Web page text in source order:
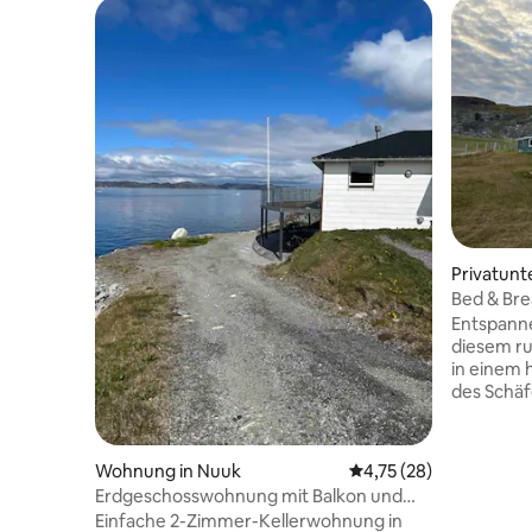
Wohnung in Nuuk Durchschnittliche
4,75 (28)
Erdgeschosswohnung mit Balkon und
Meerblick - Wohnung 2
Einfache 2-Zimmer-Kellerwohnung in
Bed &
diesem
in einem
des